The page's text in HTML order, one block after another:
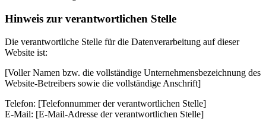
Hinweis zur verantwortlichen Stelle
Die verantwortliche Stelle für die Datenverarbeitung auf dieser
Website ist:
[Voller Namen bzw. die vollständige Unternehmensbezeichnung des
Website-Betreibers sowie die vollständige Anschrift]
Telefon: [Telefonnummer der verantwortlichen Stelle]
E-Mail: [E-Mail-Adresse der verantwortlichen Stelle]